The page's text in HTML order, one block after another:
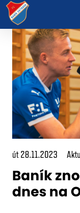
út 28.11.2023
Baník
dnes na